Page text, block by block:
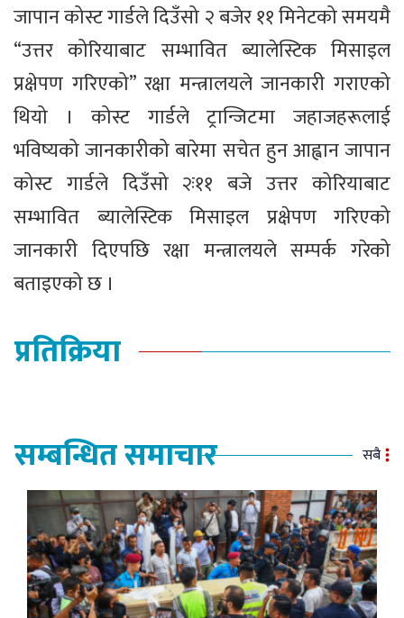
जापान कोस्ट गार्डले दिउँसो २ बजेर ११ मिनेटको समयमै
“उत्तर कोरियाबाट सम्भावित ब्यालेस्टिक मिसाइल
प्रक्षेपण गरिएको” रक्षा मन्त्रालयले जानकारी गराएको
थियो । कोस्ट गार्डले ट्रान्जिटमा जहाजहरूलाई
भविष्यको जानकारीको बारेमा सचेत हुन आह्वान जापान
कोस्ट गार्डले दिउँसो २ः११ बजे उत्तर कोरियाबाट
सम्भावित ब्यालेस्टिक मिसाइल प्रक्षेपण गरिएको
जानकारी दिएपछि रक्षा मन्त्रालयले सम्पर्क गरेको
बताइएको छ ।
प्रतिक्रिया
सम्बन्धित समाचार सबै